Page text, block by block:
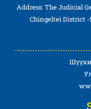
Address: The Judicial
Chingeltei District -